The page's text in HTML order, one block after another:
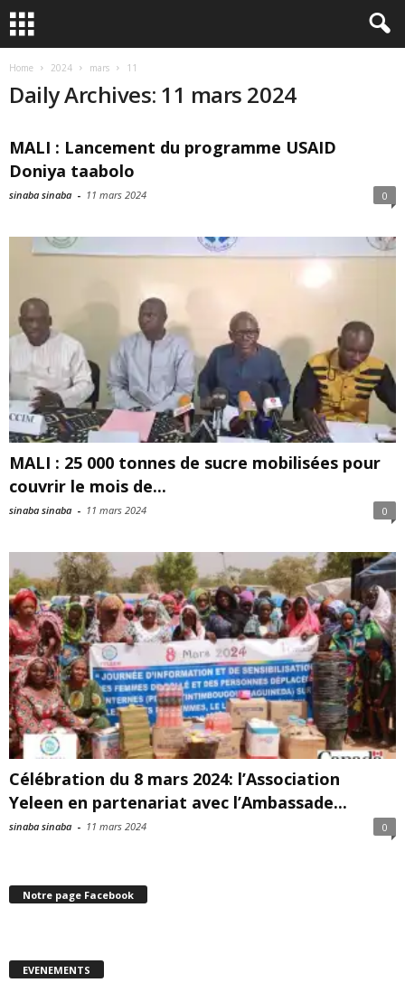
Home 2024 mars 11
Daily Archives: 11 mars 2024
MALI : Lancement du programme USAID
Doniya taabolo
sinaba sinaba - 11 mars 2024 0
MALI : 25 000 tonnes de sucre mobilisées pour
couvrir le mois de...
sinaba sinaba - 11 mars 2024 0
Célébration du 8 mars 2024: l’Association
Yeleen en partenariat avec l’Ambassade...
sinaba sinaba - 11 mars 2024 0
Notre page Facebook
EVENEMENTS